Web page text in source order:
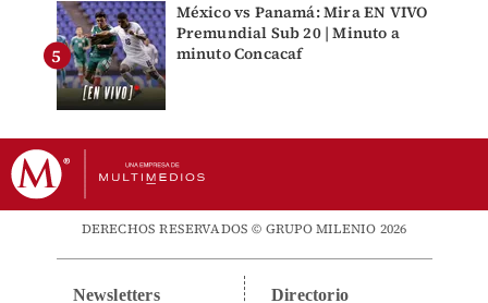
México vs Panamá: Mira EN VIVO
Premundial Sub 20 | Minuto a
minuto Concacaf
DERECHOS RESERVADOS © GRUPO MILENIO 2026
Newsletters Directorio